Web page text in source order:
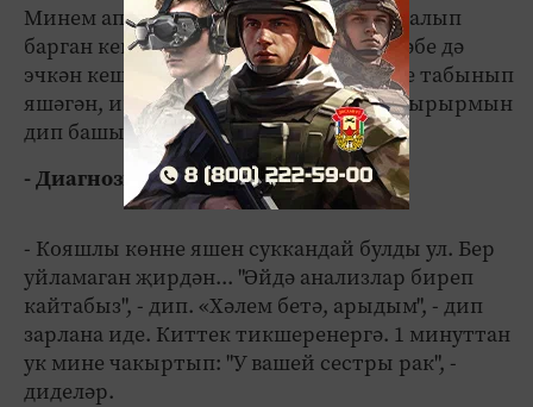
Минем апа - сәламәт тормыш рәвеше алып
барган кеше. Бер йотым шампан шәрәбе дә
эчкән кеше түгел! Бер иренә гомер буе табынып
яшәгән, ике бала үстергән... "Болай авырырмын
дип башыма да килми иде", - ди ул.
- Диагнозын ничек белдегез?
- Кояшлы көнне яшен суккандай булды ул. Бер
уйламаган җирдән... "Әйдә анализлар биреп
кайтабыз", - дип. «Хәлем бетә, арыдым", - дип
зарлана иде. Киттек тикшеренергә. 1 минуттан
ук мине чакыртып: "У вашей сестры рак", -
диделәр.